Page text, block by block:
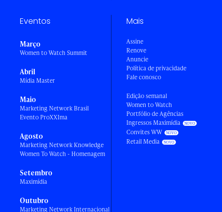
Eventos
Março
Women to Watch Summit
Abril
Mídia Master
Maio
Marketing Network Brasil
Evento ProXXIma
Agosto
Marketing Network Knowledge
Women To Watch - Homenagem
Setembro
Maximídia
Outubro
Marketing Network Internacional
Mais
Assine
Renove
Anuncie
Política de privacidade
Fale conosco
Edição semanal
Women to Watch
Portfólio de Agências
Ingressos Maximídia
Convites WW
Retail Media